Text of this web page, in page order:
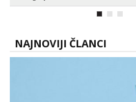
NAJNOVIJI ČLANCI